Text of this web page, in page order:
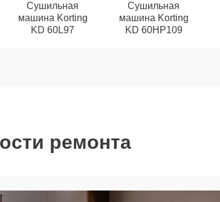
Сушильная
машина Korting
KD 60L97
Сушильная
машина Korting
KD 60HP109
ремонта